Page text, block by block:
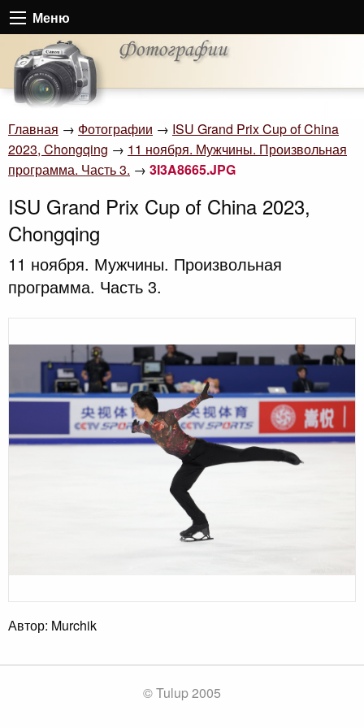
Меню
Главная → Фотографии → ISU Grand Prix Cup of China
2023, Chongqing → 11 ноября. Мужчины. Произвольная
программа. Часть 3. → 3I3A8665.JPG
ISU Grand Prix Cup of China 2023,
Chongqing
11 ноября. Мужчины. Произвольная
программа. Часть 3.
Автор: Murchik
© Tulup 2005